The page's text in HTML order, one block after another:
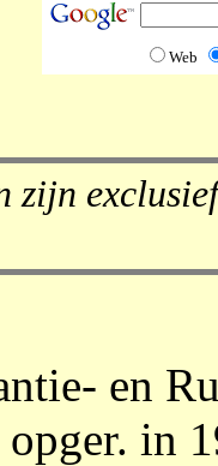
Web
zijn
en
in